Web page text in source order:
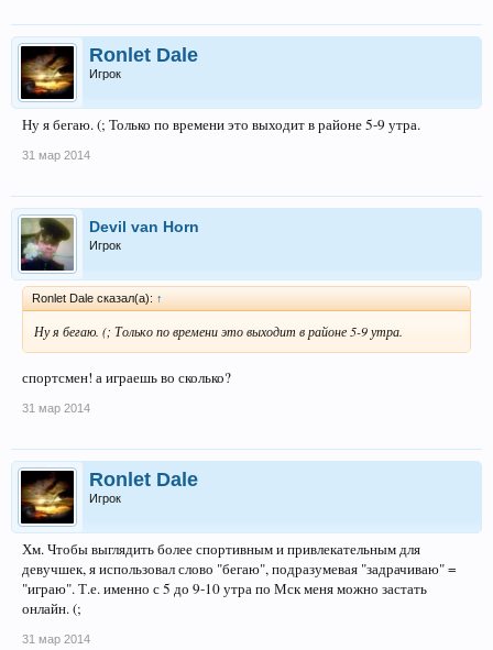
Ronlet Dale
Игрок
Ну я бегаю. (; Только по времени это выходит в районе 5-9 утра.
31 мар 2014
Devil van Horn
Игрок
Ronlet Dale сказал(а): ↑
Ну я бегаю. (; Только по времени это выходит в районе 5-9 утра.
спортсмен! а играешь во сколько?
31 мар 2014
Ronlet Dale
Игрок
Хм. Чтобы выглядить более спортивным и привлекательным для
девучшек, я использовал слово "бегаю", подразумевая "задрачиваю" =
"играю". Т.е. именно с 5 до 9-10 утра по Мск меня можно застать
онлайн. (;
31 мар 2014